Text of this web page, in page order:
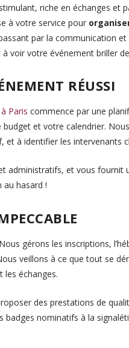
riche en échanges et
à votre service pour
par la communication
voir votre événement briller
RÉUSSI
Paris commence par une
et votre calendrier.
à identifier les intervenants
administratifs, et vous fournit
au hasard !
gérons les inscriptions,
veillons à ce que tout se
les échanges.
des prestations de
badges nominatifs à la